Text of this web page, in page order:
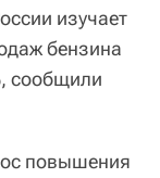
изучает
бензина
сообщили
повышения